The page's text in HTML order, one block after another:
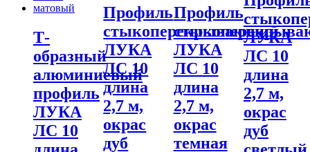
Т-
образный
алюминиевый
профиль
ЛУКА
ЛС 10
Профиль
стыкоперекрывающий
ЛУКА
ЛС 10
длина
2,7 м,
окрас
дуб
Профиль
ЛУКА
ЛС 10
длина
2,7 м,
окрас
темная
ЛУКА
ЛС 10
длина
2,7 м,
окрас
дуб